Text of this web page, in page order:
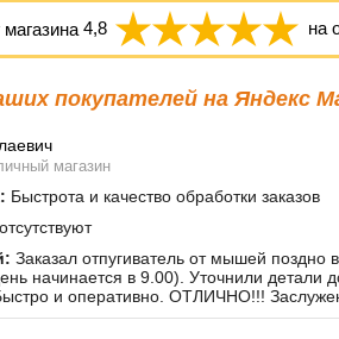
магазина 4,8 на
покупателей на Яндекс
магазин
Быстрота и качество обработки заказов
отсутствуют
Заказал отпугиватель от мышей
начинается в 9.00). Уточнили детали
и оперативно. ОТЛИЧНО!!!